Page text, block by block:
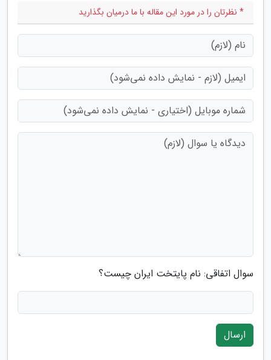
* نظرتان را در مورد این مقاله با ما درمیان بگذارید
سوال اتفاقی: نام پایتخت ایران چیست؟
ارسال